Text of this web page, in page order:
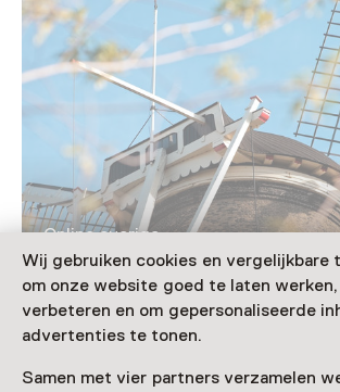
Wij gebruiken cookies en vergelijkbare
om onze website goed te laten
verbeteren en om gepersonaliseerde
advertenties te tonen.
Samen met vier partners verzamelen
Online overige
3D tour door de molen
Voor 0 t/m 4 jaar